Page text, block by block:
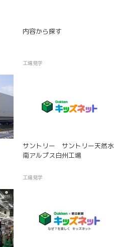
内容から探す
工場見学
サントリー サントリー天然水
南アルプス白州工場
工場見学